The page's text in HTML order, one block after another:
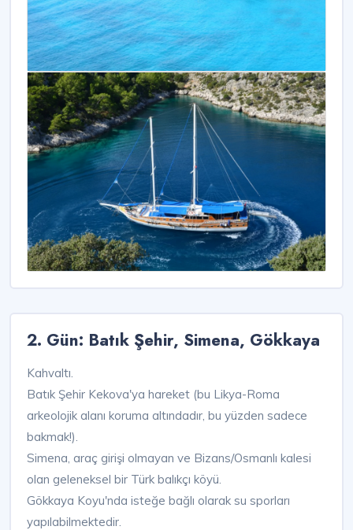
2. Gün: Batık Şehir, Simena, Gökkaya
Kahvaltı.
Batık Şehir Kekova'ya hareket (bu Likya-Roma
arkeolojik alanı koruma altındadır, bu yüzden sadece
bakmak!).
Simena, araç girişi olmayan ve Bizans/Osmanlı kalesi
olan geleneksel bir Türk balıkçı köyü.
Gökkaya Koyu'nda isteğe bağlı olarak su sporları
yapılabilmektedir.